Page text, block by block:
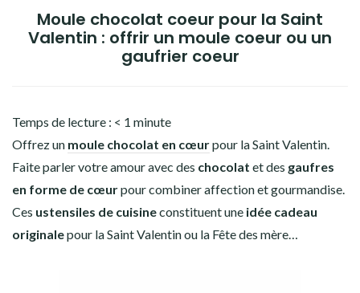
Moule chocolat coeur pour la Saint
Valentin : offrir un moule coeur ou un
gaufrier coeur
Temps de lecture : < 1 minute
Offrez un moule chocolat en cœurpour la Saint Valentin.
Faite parler votre amour avec des chocolat et des gaufres
en forme de cœurpour combiner affection et gourmandise.
Ces ustensiles de cuisineconstituent une idée cadeau
originalepour la Saint Valentin ou la Fête des mère…